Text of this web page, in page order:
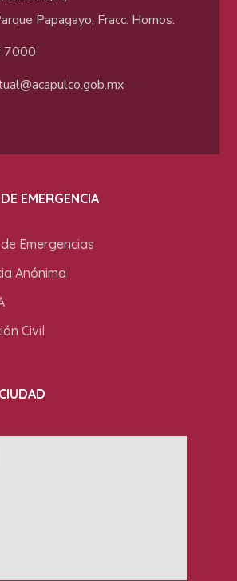
Papagayo, Fracc. Hornos.
7000
.gob.mx
EMERGENCIA
Emergencias
Anónima
Civil